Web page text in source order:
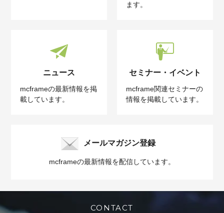
ます。
ニュース
mcframeの最新情報を掲
載しています。
セミナー・イベント
mcframe関連セミナーの
情報を掲載しています。
メールマガジン登録
mcframeの最新情報を配信しています。
CONTACT